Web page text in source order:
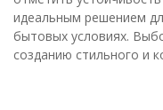
идеальным решением
бытовых условиях.
созданию стильного и